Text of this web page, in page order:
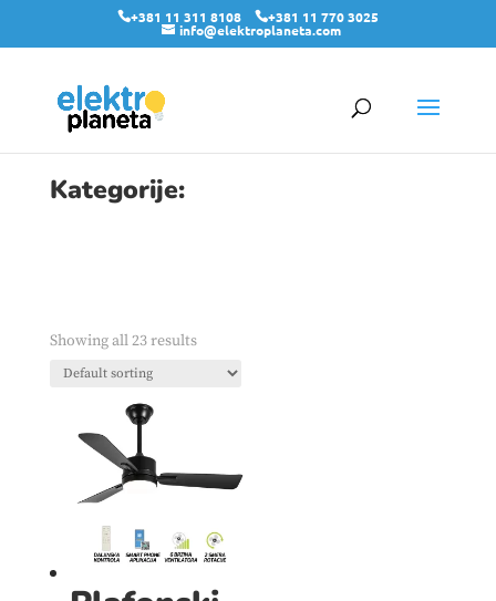
+381 11 311 8108 +381 11 770 3025
info@elektroplaneta.com
Kategorije:
Showing all 23 results